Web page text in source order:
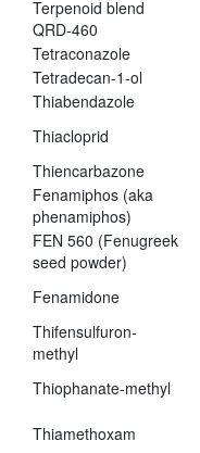
Terpenoid blend
QRD-460
Tetraconazole
Tetradecan-1-ol
Thiabendazole
Thiacloprid
Thiencarbazone
Fenamiphos (aka
phenamiphos)
FEN 560 (Fenugreek
seed powder)
Fenamidone
Thifensulfuron-
methyl
Thiophanate-methyl
Thiamethoxam